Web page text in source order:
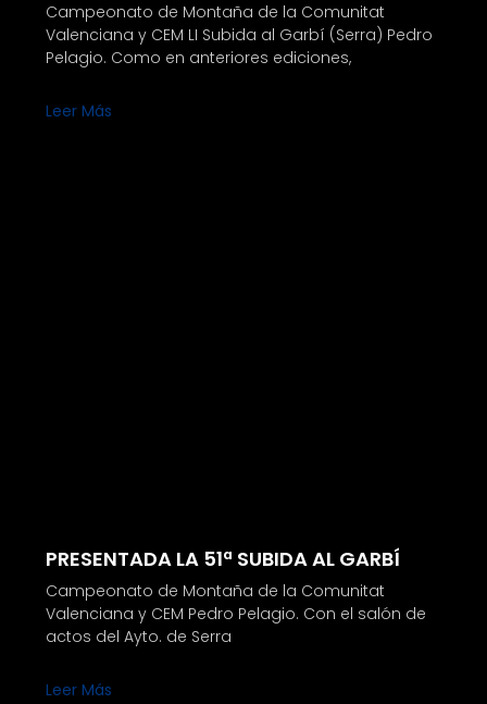
Campeonato de Montaña de la Comunitat
Valenciana y CEM LI Subida al Garbí (Serra) Pedro
Pelagio. Como en anteriores ediciones,
Leer Más
PRESENTADA LA 51ª SUBIDA AL GARBÍ
Campeonato de Montaña de la Comunitat
Valenciana y CEM Pedro Pelagio. Con el salón de
actos del Ayto. de Serra
Leer Más